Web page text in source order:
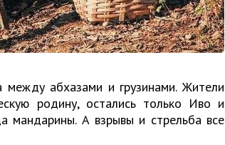
абхазами и грузинами. Жители
родину, остались только Иво и
мандарины. А взрывы и стрельба все